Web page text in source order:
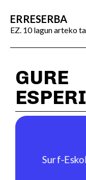
ERRESERBA
EZ. 10 lagun arteko
GURE
Surf-